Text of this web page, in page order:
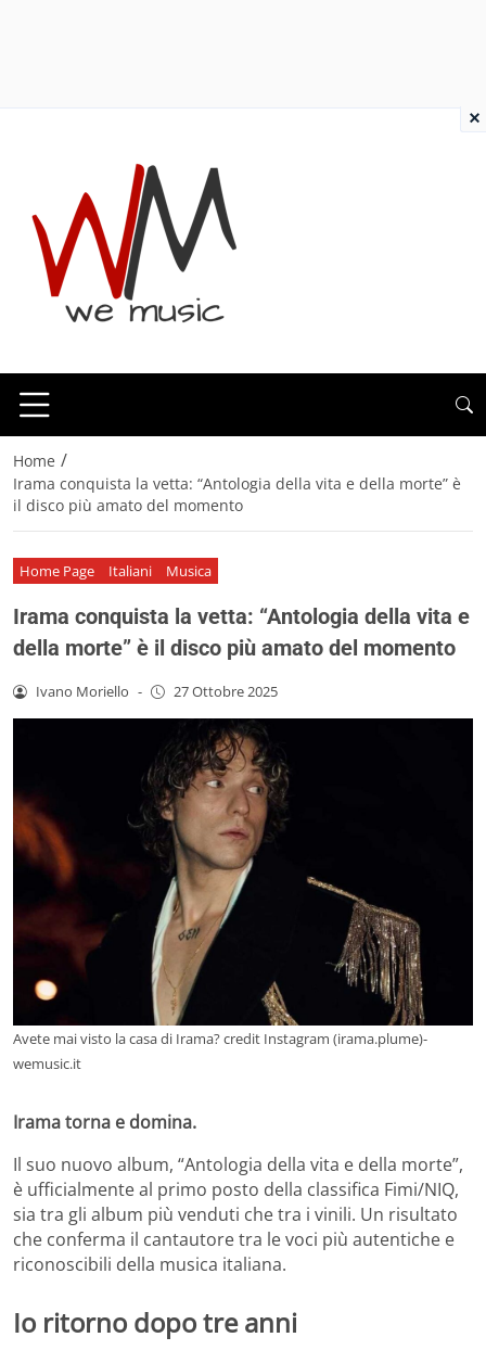
Home /
Irama conquista la vetta: “Antologia della vita e della morte” è
il disco più amato del momento
Home Page Italiani Musica
Irama conquista la vetta: “Antologia della vita e
della morte” è il disco più amato del momento
Ivano Moriello - 27 Ottobre 2025
Avete mai visto la casa di Irama? credit Instagram (irama.plume)-
wemusic.it
Irama torna e domina.
Il suo nuovo album, “Antologia della vita e della morte”,
è ufficialmente al primo posto della classifica Fimi/NIQ,
sia tra gli album più venduti che tra i vinili. Un risultato
che conferma il cantautore tra le voci più autentiche e
riconoscibili della musica italiana.
Io ritorno dopo tre anni
×